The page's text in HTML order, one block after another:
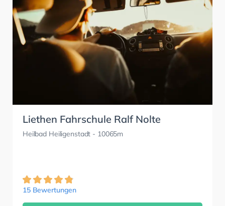
Liethen Fahrschule Ralf Nolte
Heilbad Heiligenstadt - 10065m
15 Bewertungen